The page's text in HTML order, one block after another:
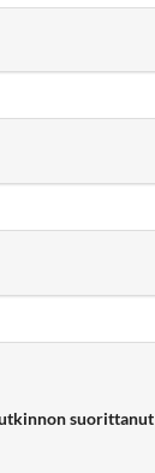
suorittanut